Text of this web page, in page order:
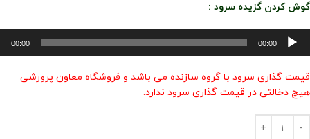
گوش کردن گزیده سرود :
پخش‌کننده
صوت
00:00
00:00
قیمت گذاری سرود با گروه سازنده می باشد و فروشگاه معاون پرورشی
هیچ دخالتی در قیمت گذاری سرود ندارد.